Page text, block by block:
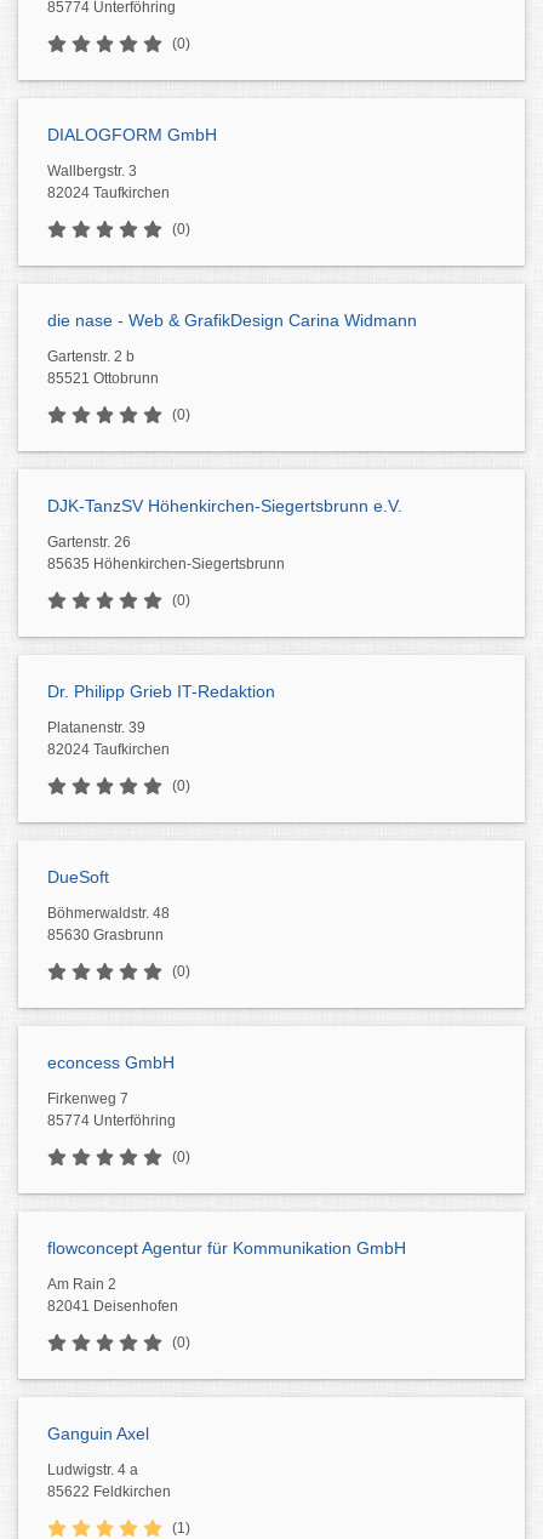
85774 Unterföhring
(0)
DIALOGFORM GmbH
Wallbergstr. 3
82024 Taufkirchen
(0)
die nase - Web & GrafikDesign Carina Widmann
Gartenstr. 2 b
85521 Ottobrunn
(0)
DJK-TanzSV Höhenkirchen-Siegertsbrunn e.V.
Gartenstr. 26
85635 Höhenkirchen-Siegertsbrunn
(0)
Dr. Philipp Grieb IT-Redaktion
Platanenstr. 39
82024 Taufkirchen
(0)
DueSoft
Böhmerwaldstr. 48
85630 Grasbrunn
(0)
econcess GmbH
Firkenweg 7
85774 Unterföhring
(0)
flowconcept Agentur für Kommunikation GmbH
Am Rain 2
82041 Deisenhofen
(0)
Ganguin Axel
Ludwigstr. 4 a
85622 Feldkirchen
(1)